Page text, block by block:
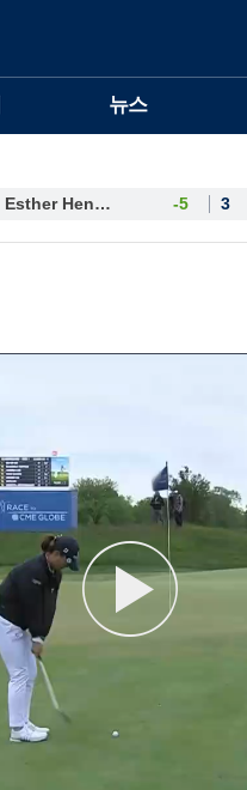
뉴스
Esther Henseleit -5 3